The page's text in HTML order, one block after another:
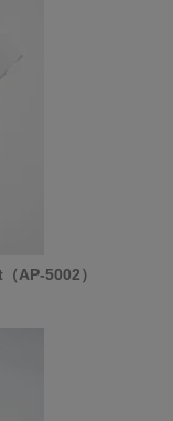
AP-5002）